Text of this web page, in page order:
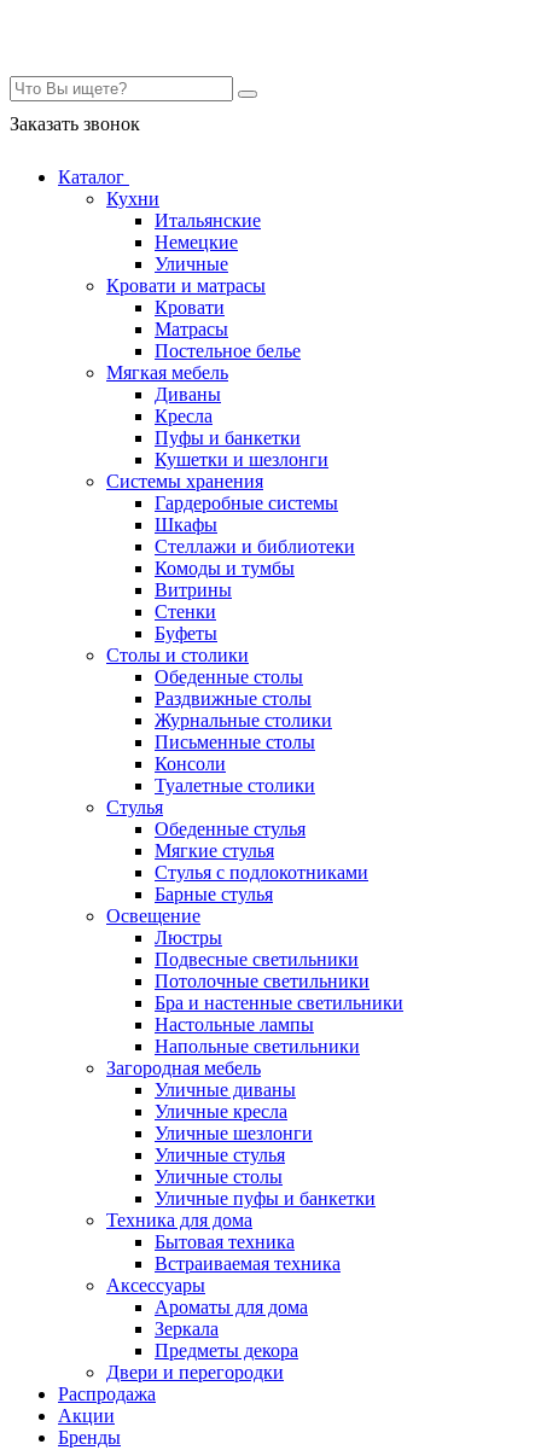
Заказать звонок
Каталог
Кухни
Итальянские
Немецкие
Уличные
Кровати и матрасы
Кровати
Матрасы
Постельное белье
Мягкая мебель
Диваны
Кресла
Пуфы и банкетки
Кушетки и шезлонги
Системы хранения
Гардеробные системы
Шкафы
Стеллажи и библиотеки
Комоды и тумбы
Витрины
Стенки
Буфеты
Столы и столики
Обеденные столы
Раздвижные столы
Журнальные столики
Письменные столы
Консоли
Туалетные столики
Стулья
Обеденные стулья
Мягкие стулья
Стулья с подлокотниками
Барные стулья
Освещение
Люстры
Подвесные светильники
Потолочные светильники
Бра и настенные светильники
Настольные лампы
Напольные светильники
Загородная мебель
Уличные диваны
Уличные кресла
Уличные шезлонги
Уличные стулья
Уличные столы
Уличные пуфы и банкетки
Техника для дома
Бытовая техника
Встраиваемая техника
Аксессуары
Ароматы для дома
Зеркала
Предметы декора
Двери и перегородки
Распродажа
Акции
Бренды